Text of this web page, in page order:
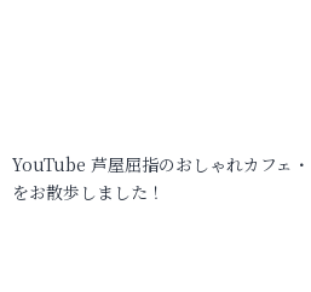
YouTube 芦屋屈指のおしゃれカフェ
をお散歩しました！